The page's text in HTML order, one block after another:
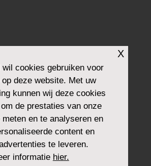
X
wil cookies gebruiken voor
op deze website. Met uw
kunnen wij deze cookies
de prestaties van onze
en te analyseren en
content en
te leveren.
informatie hier.